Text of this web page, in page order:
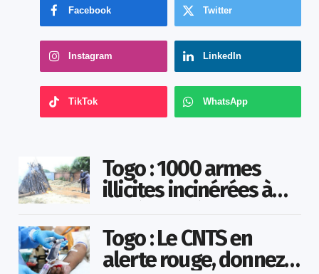
Facebook Twitter
Instagram LinkedIn
TikTok WhatsApp
Togo : 1000 armes
illicites incinérées à
Togo : Le CNTS en
alerte rouge, donnez